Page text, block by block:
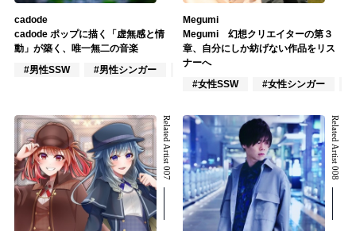
cadode
cadode ポップに描く「虚無感と情
動」が築く、唯一無二の音楽
#男性SSW
#男性シンガー #インディーズ
Megumi
Megumi 幻想クリエイターの第３
章、自分にしか紡げない作品をリス
ナーへ
#女性SSW
#女性シンガー
Related Artist 007 Related Artist 008